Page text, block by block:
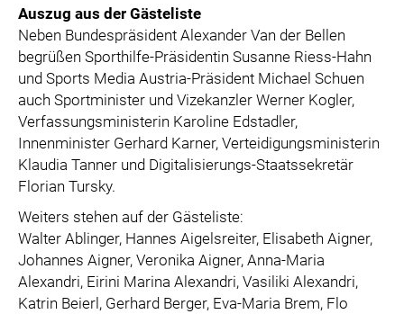
Auszug aus der Gästeliste
Neben Bundespräsident Alexander Van der Bellen
begrüßen Sporthilfe-Präsidentin Susanne Riess-Hahn
und Sports Media Austria-Präsident Michael Schuen
auch Sportminister und Vizekanzler Werner Kogler,
Verfassungsministerin Karoline Edstadler,
Innenminister Gerhard Karner, Verteidigungsministerin
Klaudia Tanner und Digitalisierungs-Staatssekretär
Florian Tursky.
Weiters stehen auf der Gästeliste:
Walter Ablinger, Hannes Aigelsreiter, Elisabeth Aigner,
Johannes Aigner, Veronika Aigner, Anna-Maria
Alexandri, Eirini Marina Alexandri, Vasiliki Alexandri,
Katrin Beierl, Gerhard Berger, Eva-Maria Brem, Flo